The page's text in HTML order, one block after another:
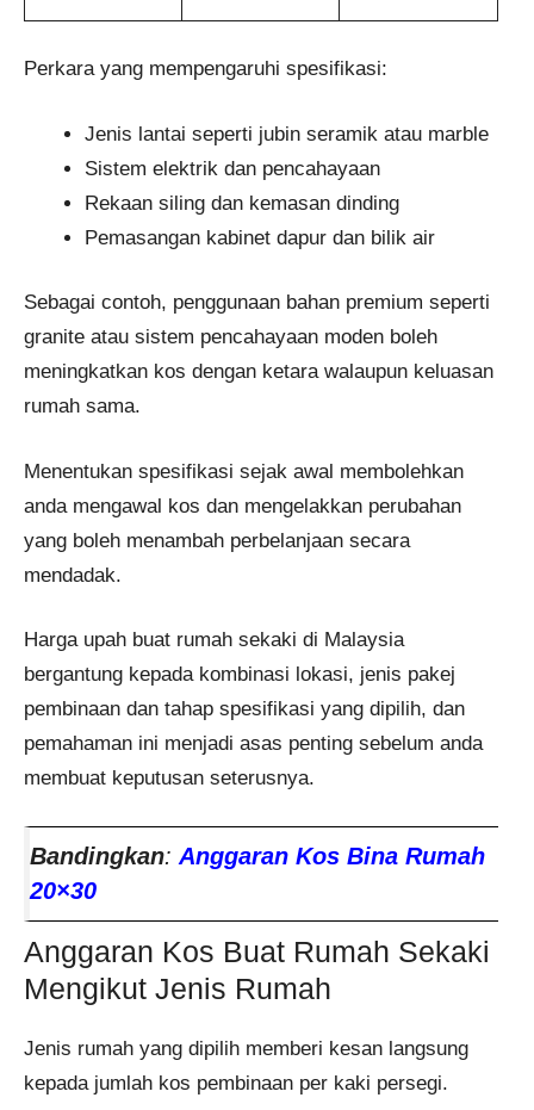
Perkara yang mempengaruhi spesifikasi:
Jenis lantai seperti jubin seramik atau marble
Sistem elektrik dan pencahayaan
Rekaan siling dan kemasan dinding
Pemasangan kabinet dapur dan bilik air
Sebagai contoh, penggunaan bahan premium seperti
granite atau sistem pencahayaan moden boleh
meningkatkan kos dengan ketara walaupun keluasan
rumah sama.
Menentukan spesifikasi sejak awal membolehkan
anda mengawal kos dan mengelakkan perubahan
yang boleh menambah perbelanjaan secara
mendadak.
Harga upah buat rumah sekaki di Malaysia
bergantung kepada kombinasi lokasi, jenis pakej
pembinaan dan tahap spesifikasi yang dipilih, dan
pemahaman ini menjadi asas penting sebelum anda
membuat keputusan seterusnya.
Bandingkan: Anggaran Kos Bina Rumah
20×30
Anggaran Kos Buat Rumah Sekaki
Mengikut Jenis Rumah
Jenis rumah yang dipilih memberi kesan langsung
kepada jumlah kos pembinaan per kaki persegi.